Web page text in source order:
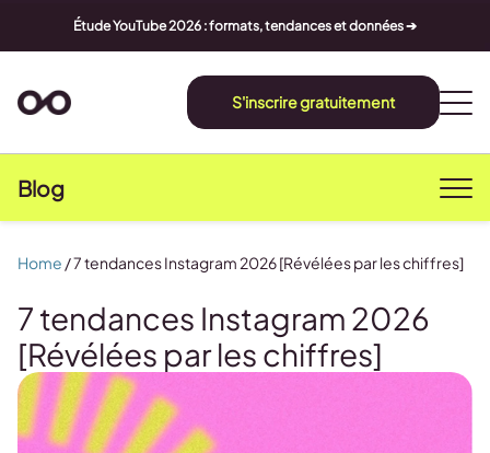
Étude YouTube 2026 : formats, tendances et données ➔
S'inscrire gratuitement
Blog
7 tendances Instagram 2026
[Révélées par les chiffres]
Home /7 tendances Instagram 2026 [Révélées par les chiffres]